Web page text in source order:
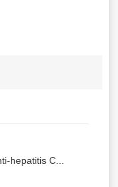
hepatitis C...